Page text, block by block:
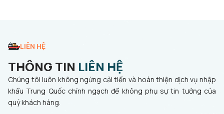
LIÊN HỆ
THÔNG TIN LIÊN HỆ
Chúng tôi luôn không ngừng cải tiến và hoàn thiện dịch vụ nhập
khẩu Trung Quốc chính ngạch để không phụ sự tin tưởng của
quý khách hàng.